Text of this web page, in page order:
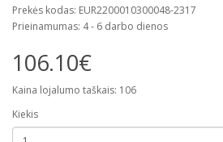
Prekės kodas: EUR2200010300048-2317
Prieinamumas: 4 - 6 darbo dienos
106.10€
Kaina lojalumo taškais: 106
Kiekis